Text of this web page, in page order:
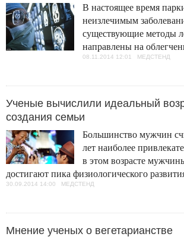
В настоящее время
неизлечимым
существующие методы
направлены на
08.11.2014 12:01 МЕДСТЕНД
Ученые вычислили идеальный
создания семьи
Большинство мужчин
лет наиболее
в этом возрасте
достигают пика физиологического
30.09.2014 14:00 МЕДСТЕНД
Мнение ученых о вегетарианстве